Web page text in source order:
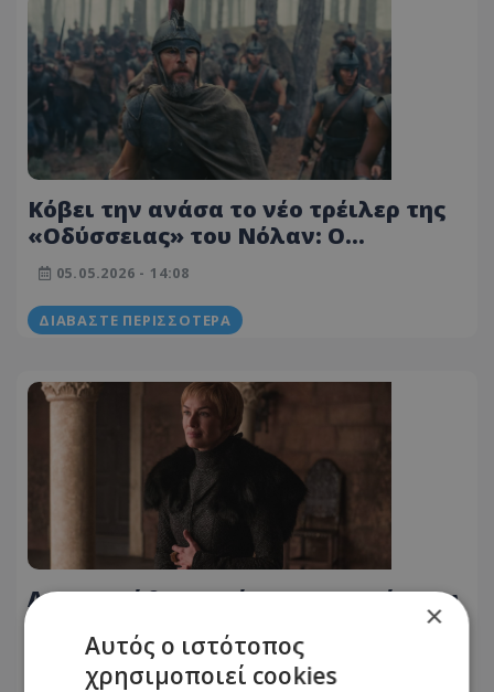
Κόβει την ανάσα το νέο τρέιλερ της
«Οδύσσειας» του Νόλαν: Ο
Κύκλωπας, η εντυπωσιακή
Χάθαγουεϊ ως Πηνελόπη και ο
Πάτινσον
05.05.2026 - 14:08
ΔΙΑΒΆΣΤΕ ΠΕΡΙΣΣΌΤΕΡΑ
Ανακοινώθηκε επίσημα η ταινία του
τίτλος της
16.04.2026 - 09:16
×
Αυτός ο ιστότοπος
χρησιμοποιεί cookies